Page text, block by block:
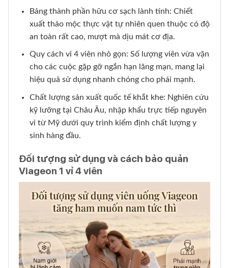
Bảng thành phần hữu cơ sạch lành tính: Chiết
xuất thảo mộc thực vật tự nhiên quen thuộc có độ
an toàn rất cao, mượt mà dịu mát cơ địa.
Quy cách vỉ 4 viên nhỏ gọn: Số lượng viên vừa vặn
cho các cuộc gặp gỡ ngắn hạn lãng mạn, mang lại
hiệu quả sử dụng nhanh chóng cho phái mạnh.
Chất lượng sản xuất quốc tế khắt khe: Nghiên cứu
kỹ lưỡng tại Châu Âu, nhập khẩu trực tiếp nguyên
vỉ từ Mỹ dưới quy trình kiểm định chất lượng y
sinh hàng đầu.
Đối tượng sử dụng và cách bảo quản
Viageon 1 vỉ 4 viên